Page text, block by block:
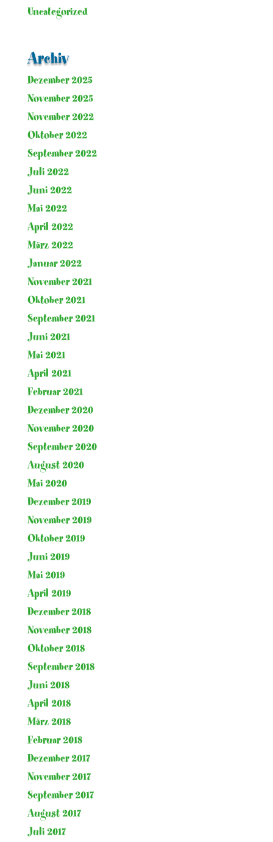
Uncategorized
Archiv
Dezember 2025
November 2025
November 2022
Oktober 2022
September 2022
Juli 2022
Juni 2022
Mai 2022
April 2022
März 2022
Januar 2022
November 2021
Oktober 2021
September 2021
Juni 2021
Mai 2021
April 2021
Februar 2021
Dezember 2020
November 2020
September 2020
August 2020
Mai 2020
Dezember 2019
November 2019
Oktober 2019
Juni 2019
Mai 2019
April 2019
Dezember 2018
November 2018
Oktober 2018
September 2018
Juni 2018
April 2018
März 2018
Februar 2018
Dezember 2017
November 2017
September 2017
August 2017
Juli 2017